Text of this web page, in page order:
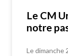
Le CM
notre
Le dimanche